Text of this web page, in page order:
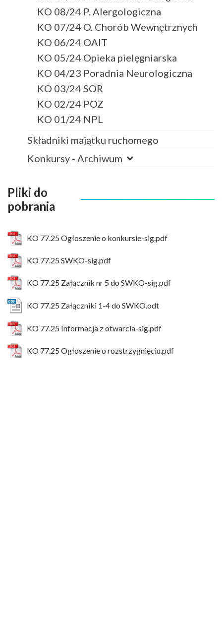
KO 08/24 P. Alergologiczna
KO 07/24 O. Chorób Wewnętrznych
KO 06/24 OAIT
KO 05/24 Opieka pielęgniarska
KO 04/23 Poradnia Neurologiczna
KO 03/24 SOR
KO 02/24 POZ
KO 01/24 NPL
Składniki majątku ruchomego
Konkursy - Archiwum
Pliki do
pobrania
KO 77.25 Ogłoszenie o konkursie-sig.pdf
KO 77.25 SWKO-sig.pdf
KO 77.25 Załącznik nr 5 do SWKO-sig.pdf
KO 77.25 Załączniki 1-4 do SWKO.odt
KO 77.25 Informacja z otwarcia-sig.pdf
KO 77.25 Ogłoszenie o rozstrzygnięciu.pdf